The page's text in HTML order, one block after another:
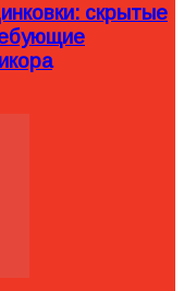
скрытые